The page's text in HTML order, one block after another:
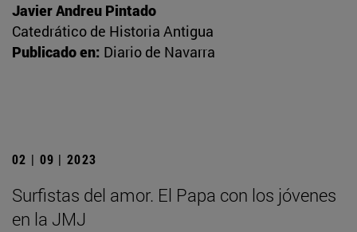
Javier Andreu Pintado
Catedrático de Historia Antigua
Publicado en: Diario de Navarra
02 | 09 | 2023
Surfistas del amor. El Papa con los jóvenes
en la JMJ